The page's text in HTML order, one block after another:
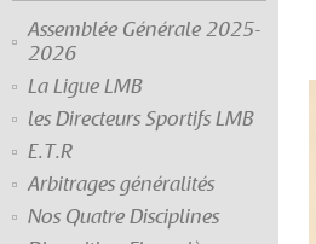
Assemblée Générale 2025-
2026
La Ligue LMB
les Directeurs Sportifs LMB
E.T.R
Arbitrages généralités
Nos Quatre Disciplines